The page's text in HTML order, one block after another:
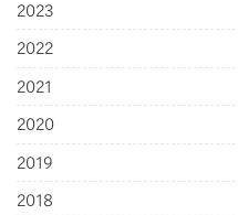
2023
2022
2021
2020
2019
2018